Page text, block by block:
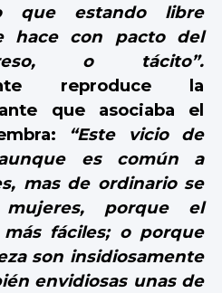
que estando libre
hace con pacto del
o tácito”.
reproduce la
que asociaba el
“Este vicio de
es común a
mas de ordinario se
porque el
fáciles; o porque
son insidiosamente
envidiosas unas de